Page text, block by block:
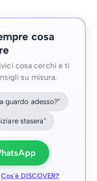
cosa
cosa cerchi e ti
su misura.
guardo adesso?"
stasera"
Cos'è DISCOVER?